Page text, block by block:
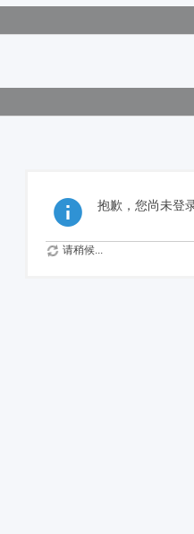
抱歉，您尚未登
请稍候...